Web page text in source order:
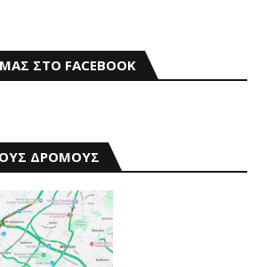
ΣΤΟ FACEBOOK
ΔΡΟΜΟΥΣ